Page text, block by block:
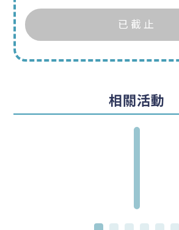
已截止
相關活動
驗
多
少